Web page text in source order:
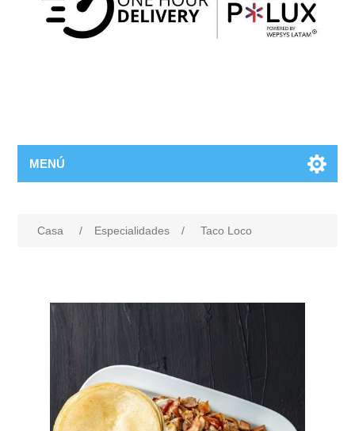
MENÚ
Casa / Especialidades / Taco Loco